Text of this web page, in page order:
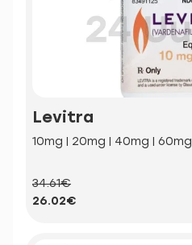
Levitra
10mg | 20mg | 40mg | 60mg
34.61€
26.02€